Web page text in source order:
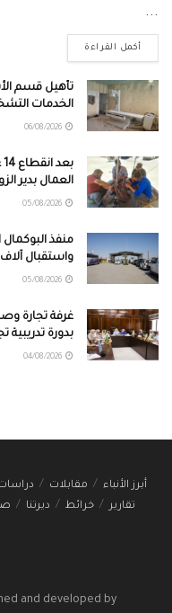
...
أكمل القراءة
تأهيل قسم
الخدمات
العمال بدير
منفذ
واستقبال
غرفة تجارة
بدورة تدريبية
أبرز الأنباء مقابلات
تقارير
خرائط ديرتنا
and developed by